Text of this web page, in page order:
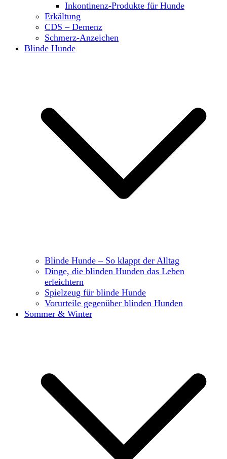
Inkontinenz-Produkte für Hunde
Erkältung
CDS – Demenz
Schmerz-Anzeichen
Blinde Hunde
Blinde Hunde – So klappt der Alltag
Dinge, die blinden Hunden das Leben
erleichtern
Spielzeug für blinde Hunde
Vorurteile gegenüber blinden Hunden
Sommer & Winter